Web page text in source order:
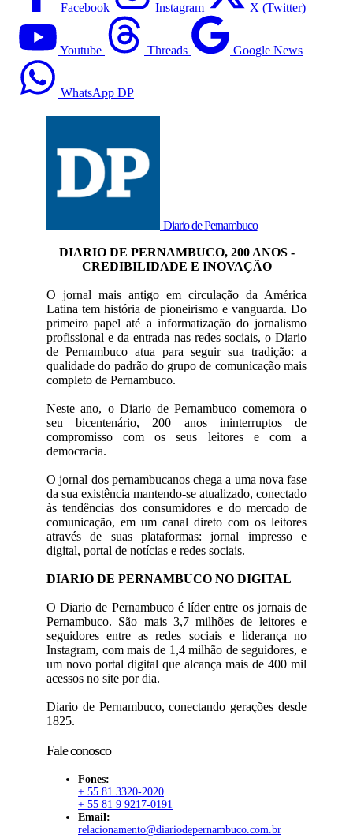
Facebook Instagram X (Twitter)
Youtube Threads Google News
WhatsApp DP
Diario de Pernambuco
DIARIO DE PERNAMBUCO, 200 ANOS -
CREDIBILIDADE E INOVAÇÃO
O jornal mais antigo em circulação da América
Latina tem história de pioneirismo e vanguarda. Do
primeiro papel até a informatização do jornalismo
profissional e da entrada nas redes sociais, o Diario
de Pernambuco atua para seguir sua tradição: a
qualidade do padrão do grupo de comunicação mais
completo de Pernambuco.
Neste ano, o Diario de Pernambuco comemora o
seu bicentenário, 200 anos ininterruptos de
compromisso com os seus leitores e com a
democracia.
O jornal dos pernambucanos chega a uma nova fase
da sua existência mantendo-se atualizado, conectado
às tendências dos consumidores e do mercado de
comunicação, em um canal direto com os leitores
através de suas plataformas: jornal impresso e
digital, portal de notícias e redes sociais.
DIARIO DE PERNAMBUCO NO DIGITAL
O Diario de Pernambuco é líder entre os jornais de
Pernambuco. São mais 3,7 milhões de leitores e
seguidores entre as redes sociais e liderança no
Instagram, com mais de 1,4 milhão de seguidores, e
um novo portal digital que alcança mais de 400 mil
acessos no site por dia.
Diario de Pernambuco, conectando gerações desde
1825.
Fale conosco
Fones:
+ 55 81 3320-2020
+ 55 81 9 9217-0191
Email:
relacionamento@diariodepernambuco.com.br